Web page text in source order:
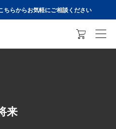
ちらからお気軽にご相談ください

来